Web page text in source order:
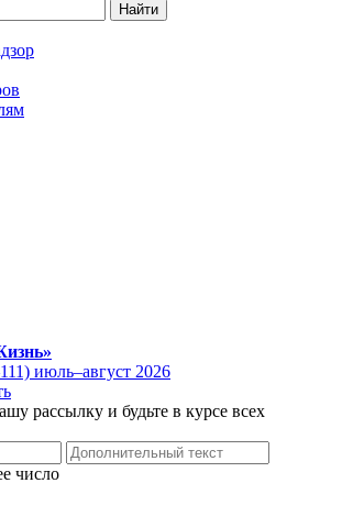
Найти
июль–август 2026
рассылку и будьте в курсе всех
число